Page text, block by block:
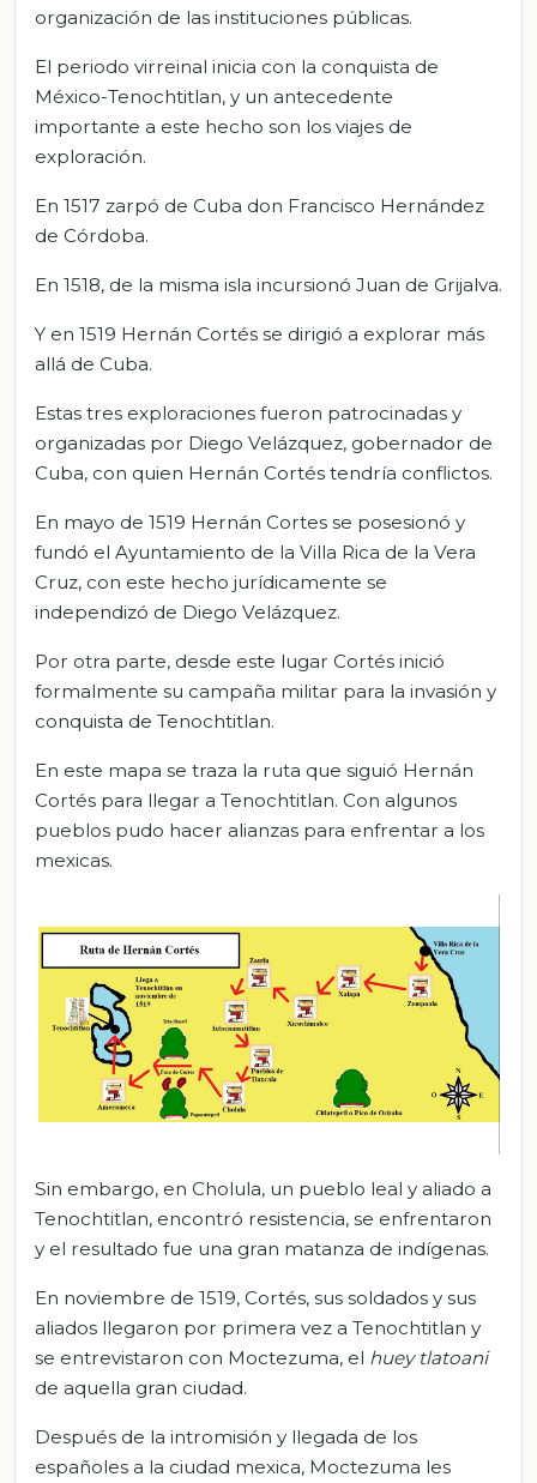
organización de las instituciones públicas.
El periodo virreinal inicia con la conquista de
México-Tenochtitlan, y un antecedente
importante a este hecho son los viajes de
exploración.
En 1517 zarpó de Cuba don Francisco Hernández
de Córdoba.
En 1518, de la misma isla incursionó Juan de Grijalva.
Y en 1519 Hernán Cortés se dirigió a explorar más
allá de Cuba.
Estas tres exploraciones fueron patrocinadas y
organizadas por Diego Velázquez, gobernador de
Cuba, con quien Hernán Cortés tendría conflictos.
En mayo de 1519 Hernán Cortes se posesionó y
fundó el Ayuntamiento de la Villa Rica de la Vera
Cruz, con este hecho jurídicamente se
independizó de Diego Velázquez.
Por otra parte, desde este lugar Cortés inició
formalmente su campaña militar para la invasión y
conquista de Tenochtitlan.
En este mapa se traza la ruta que siguió Hernán
Cortés para llegar a Tenochtitlan. Con algunos
pueblos pudo hacer alianzas para enfrentar a los
mexicas.
Sin embargo, en Cholula, un pueblo leal y aliado a
Tenochtitlan, encontró resistencia, se enfrentaron
y el resultado fue una gran matanza de indígenas.
En noviembre de 1519, Cortés, sus soldados y sus
aliados llegaron por primera vez a Tenochtitlan y
se entrevistaron con Moctezuma, el hueytlatoani
de aquella gran ciudad.
Después de la intromisión y llegada de los
españoles a la ciudad mexica, Moctezuma les